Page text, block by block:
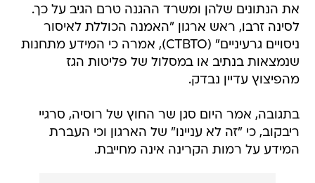
את הנתונים שלהן ומשרד ההגנה טרם הגיב על כך.
לסינה זרבו, ראש ארגון "האמנה הכוללת לאיסור
ניסויים גרעיניים" (CTBTO), אמרה כי המידע מתחנות
שנמצאות בנתיב או במסלול של פליטות הגז
מהפיצוץ עדיין נבדק.
בתגובה, אמר היום סגן שר החוץ של רוסיה, סרגיי
ריבקוב, כי "זה לא עניינו" של הארגון וכי העברת
המידע על רמות הקרינה אינה מחייבת.